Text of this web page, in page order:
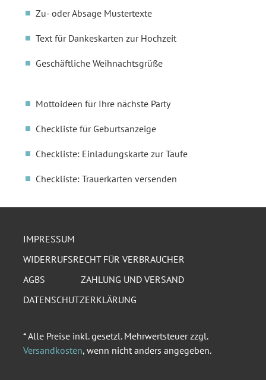
Zu- oder Absage Mustertexte
Text für Dankeskarten zur Hochzeit
Geschäftliche Weihnachtsgrüße
Mottoideen für Ihre nächste Party
Checkliste für Geburtsanzeige
Checkliste: Einladungskarte zur Taufe
Checkliste: Trauerkarten versenden
IMPRESSUM
WIDERRUFSRECHT FÜR VERBRAUCHER
AGBS
ZAHLUNG UND VERSAND
DATENSCHUTZERKLÄRUNG
* Alle Preise inkl. gesetzl. Mehrwertsteuer zzgl.
Versandkosten, wenn nicht anders angegeben.